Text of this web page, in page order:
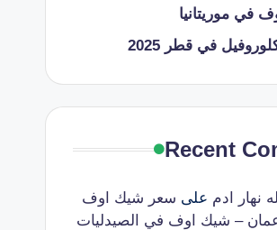
في موريتانيا
في قطر 2025
Recent
نهار ادم على سعر شيك اوف
– شيك اوف في الصيدليات